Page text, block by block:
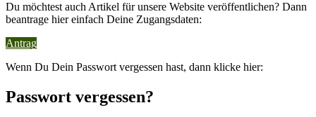
Du möchtest auch Artikel für unsere Website veröffentlichen? Dann
beantrage hier einfach Deine Zugangsdaten:
Antrag
Wenn Du Dein Passwort vergessen hast, dann klicke hier:
Passwort vergessen?